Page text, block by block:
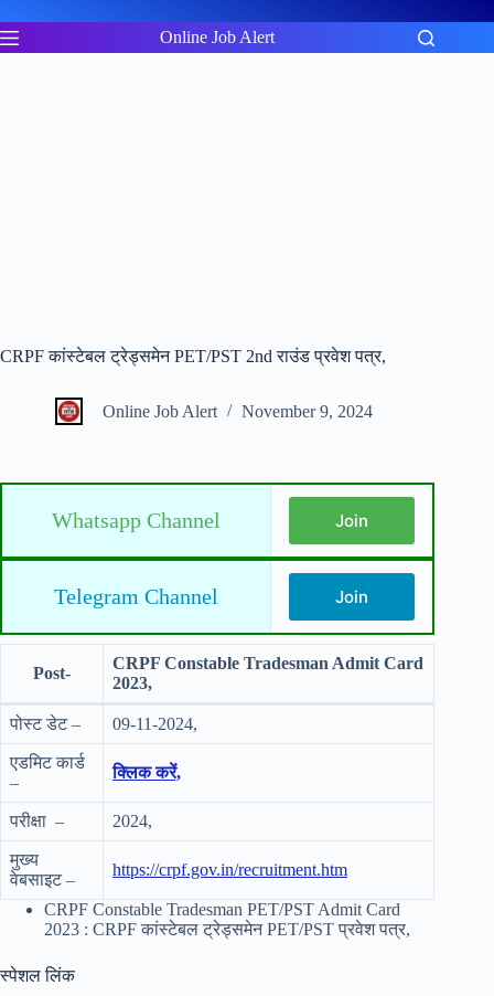
to
content
Online Job Alert
CRPF कांस्टेबल ट्रेड्समेन PET/PST 2nd राउंड प्रवेश पत्र,
Online Job Alert November 9, 2024
Whatsapp Channel Join
Telegram Channel Join
Post-
CRPF Constable Tradesman Admit Card
2023,
पोस्ट डेट – 09-11-2024,
एडमिट कार्ड
–
क्लिक करें,
परीक्षा – 2024,
मुख्य
वेबसाइट –
https://crpf.gov.in/recruitment.htm
CRPF Constable Tradesman PET/PST Admit Card
2023 : CRPF कांस्टेबल ट्रेड्समेन PET/PST प्रवेश पत्र,
स्पेशल लिंक